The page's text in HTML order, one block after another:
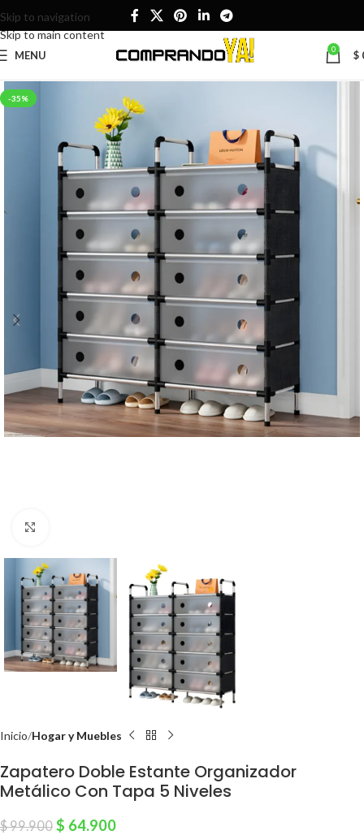
Skip to navigation
Skip to main content
MENU 0 $
-35%
Inicio Hogar y Muebles
Zapatero Doble Estante Organizador
Metálico Con Tapa 5 Niveles
$99.900 $ 64.900